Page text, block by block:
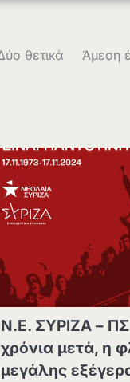
θετικά
Άμεση
Ν.Ε. ΣΥΡΙΖΑ – ΠΣ
χρόνια μετά, η
μεγάλης